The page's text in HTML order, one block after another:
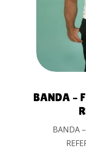
BANDA –
BANDA